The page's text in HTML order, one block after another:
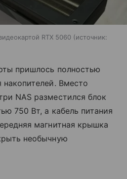
RTX 5060
источник:
пришлось полностью
накопителей. Вместо
NAS разместился блок
750 Вт, а кабель питания
магнитная крышка
необычную